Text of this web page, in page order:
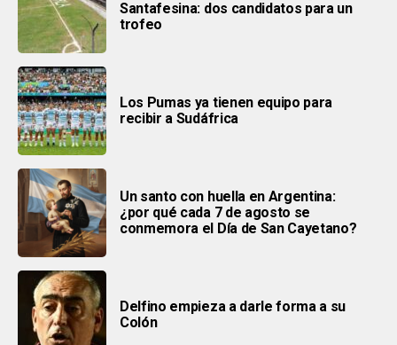
Santafesina: dos candidatos para un
trofeo
Los Pumas ya tienen equipo para
recibir a Sudáfrica
Un santo con huella en Argentina:
¿por qué cada 7 de agosto se
conmemora el Día de San Cayetano?
Delfino empieza a darle forma a su
Colón